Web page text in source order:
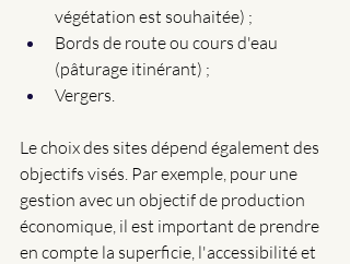
végétation est souhaitée) ;
Bords de route ou cours d'eau
(pâturage itinérant) ;
Vergers.
Le choix des sites dépend également des
objectifs visés. Par exemple, pour une
gestion avec un objectif de production
économique, il est important de prendre
en compte la superficie, l'accessibilité et